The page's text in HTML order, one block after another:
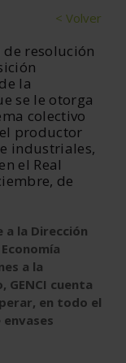
< Volver
resolución
la
se le otorga
colectivo
productor
e industriales,
el Real
de
la Dirección
a la
cuenta
en todo el